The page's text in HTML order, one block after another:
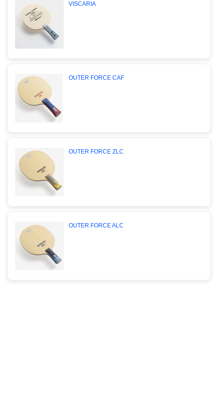
VISCARIA
OUTER FORCE CAF
OUTER FORCE ZLC
OUTER FORCE ALC